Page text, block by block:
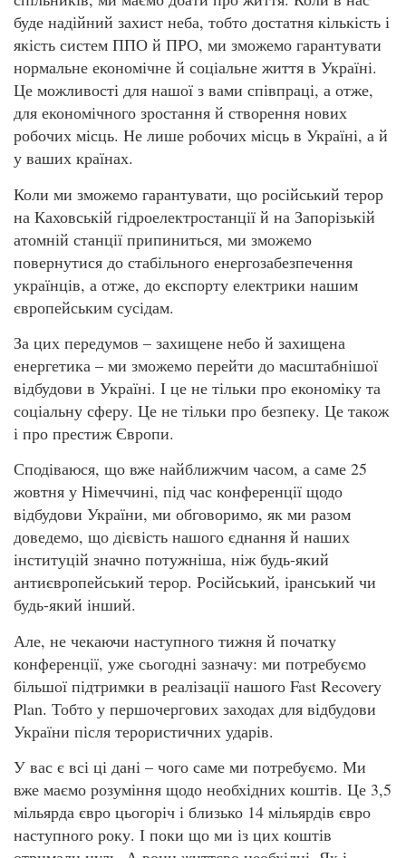
буде надійний захист неба, тобто достатня кількість і
якість систем ППО й ПРО, ми зможемо гарантувати
нормальне економічне й соціальне життя в Україні.
Це можливості для нашої з вами співпраці, а отже,
для економічного зростання й створення нових
робочих місць. Не лише робочих місць в Україні, а й
у ваших країнах.
Коли ми зможемо гарантувати, що російський терор
на Каховській гідроелектростанції й на Запорізькій
атомній станції припиниться, ми зможемо
повернутися до стабільного енергозабезпечення
українців, а отже, до експорту електрики нашим
європейським сусідам.
За цих передумов – захищене небо й захищена
енергетика – ми зможемо перейти до масштабнішої
відбудови в Україні. І це не тільки про економіку та
соціальну сферу. Це не тільки про безпеку. Це також
і про престиж Європи.
Сподіваюся, що вже найближчим часом, а саме 25
жовтня у Німеччині, під час конференції щодо
відбудови України, ми обговоримо, як ми разом
доведемо, що дієвість нашого єднання й наших
інституцій значно потужніша, ніж будь-який
антиєвропейський терор. Російський, іранський чи
будь-який інший.
Але, не чекаючи наступного тижня й початку
конференції, уже сьогодні зазначу: ми потребуємо
більшої підтримки в реалізації нашого Fast Recovery
Plan. Тобто у першочергових заходах для відбудови
України після терористичних ударів.
У вас є всі ці дані – чого саме ми потребуємо. Ми
вже маємо розуміння щодо необхідних коштів. Це 3,5
мільярда євро цьогоріч і близько 14 мільярдів євро
наступного року. І поки що ми із цих коштів